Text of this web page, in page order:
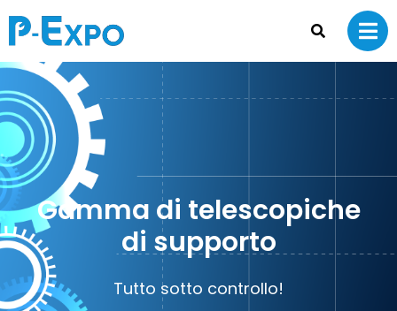
Gamma di telescopiche
di supporto
Tutto sotto controllo!